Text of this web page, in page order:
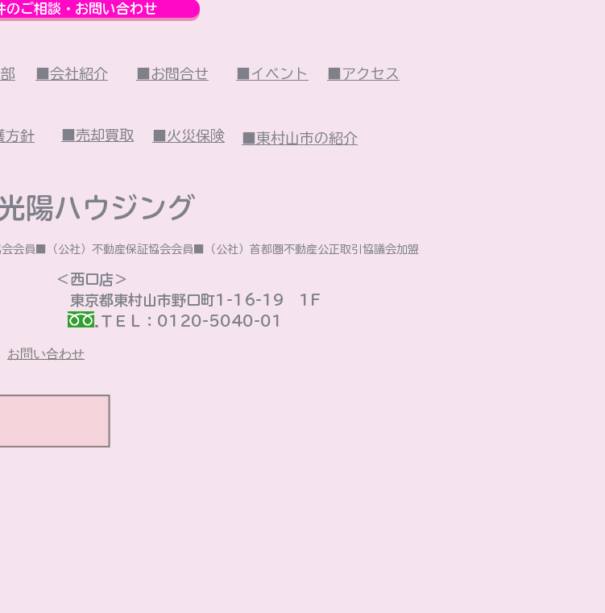
のご相談・お問い合わせ
■会社紹介 ■お問合せ ■イベント ■アクセス
方針 ■売却買取 ■火災保険 ■東村山市の紹介
員■（公社）不動産保証協会会員■（公社）首都圏不動産公正取引協議会加盟
陽ハウジング​
​＜西口店＞
東京都東村山市野口町1-16-19 1F
ＴＥＬ：0120-5040-01
お問い合わせ